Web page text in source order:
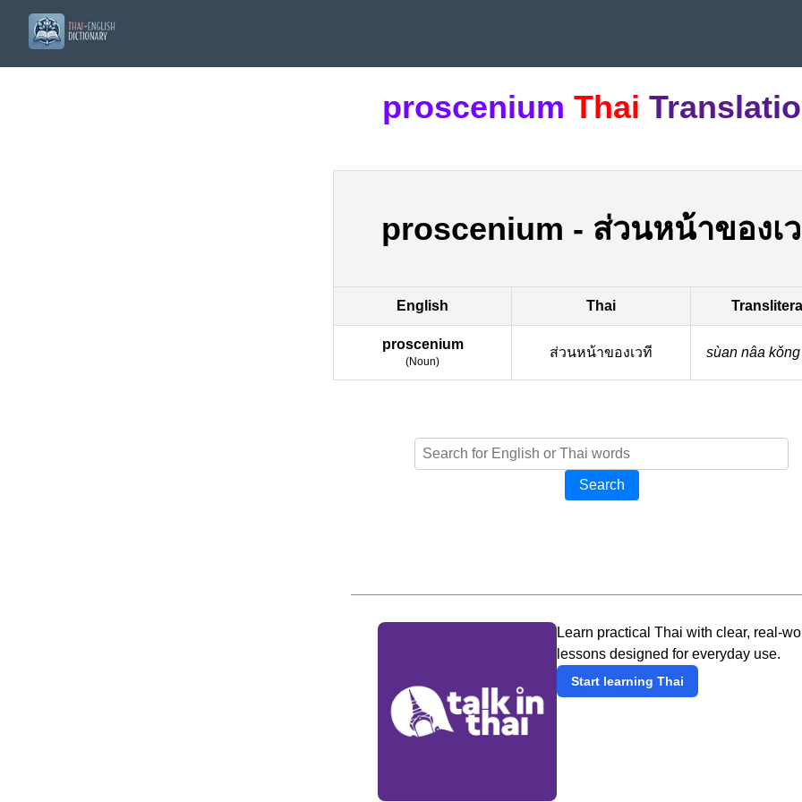
proscenium Thai
proscenium - ส่วนหน้าของเ
English Thai
proscenium
(Noun)
ส่วนหน้าของเวที sùan nâa
Search
Learn practical Thai with clear, real-
lessons designed for everyday use.
Start learning Thai